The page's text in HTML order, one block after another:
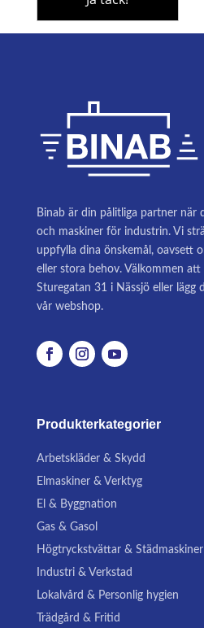
Binab är din pålitliga partner när
och maskiner för industrin. Vi
uppfylla dina önskemål, oavsett
eller stora behov. Välkommen
Sturegatan 31 i Nässjö eller lägg
vår webshop.
Produkterkategorier
Arbetskläder & Skydd
Elmaskiner & Verktyg
El & Byggnation
Gas & Gasol
Högtryckstvättar & Städmaskiner
Industri & Verkstad
Lokalvård & Personlig hygien
Trädgård & Fritid